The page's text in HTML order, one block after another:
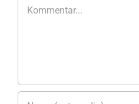
Kommentar